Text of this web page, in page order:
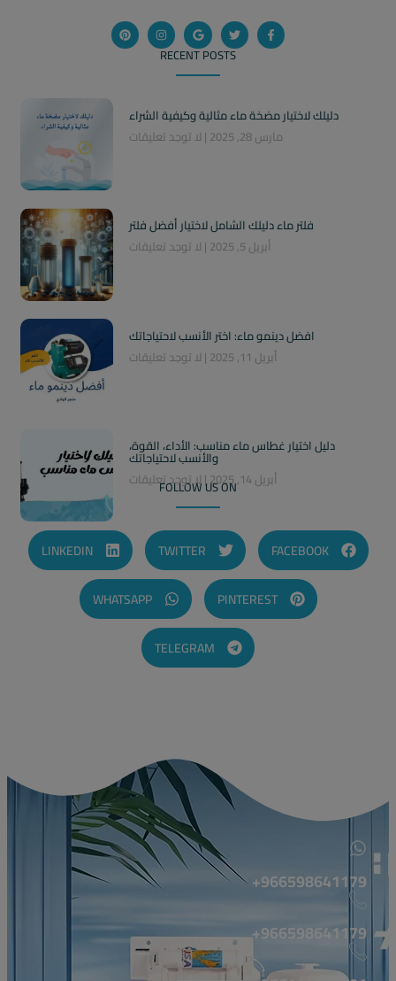
RECENT POSTS
دليلك لاختيار مضخة ماء مثالية وكيفية الشراء
مارس 28, 2025
لا توجد تعليقات
فلتر ماء دليلك الشامل لاختيار أفضل فلتر
أبريل 5, 2025
لا توجد تعليقات
افضل دينمو ماء: اختر الأنسب لاحتياجاتك
أبريل 11, 2025
لا توجد تعليقات
دليل اختيار غطاس ماء مناسب: الأداء، القوة،
والأنسب لاحتياجاتك
أبريل 14, 2025
لا توجد تعليقات
FOLLOW US ON
FACEBOOK
TWITTER
LINKEDIN
PINTEREST
WHATSAPP
TELEGRAM
966598641179+
966598641179+